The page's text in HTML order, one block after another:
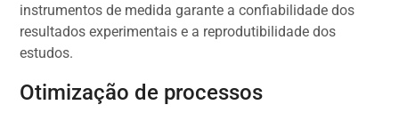
instrumentos de medida garante a confiabilidade dos
resultados experimentais e a reprodutibilidade dos
estudos.
Otimização de processos